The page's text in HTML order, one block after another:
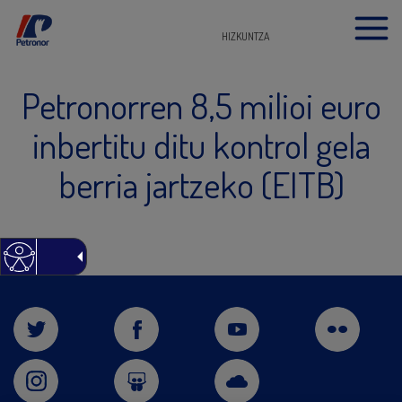
HIZKUNTZA
Petronorren 8,5 milioi euro
inbertitu ditu kontrol gela
berria jartzeko (EITB)